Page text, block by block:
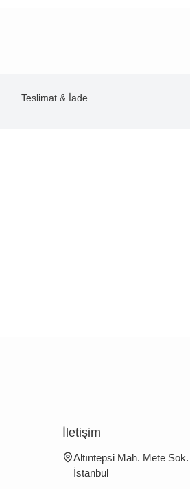
Teslimat & İade
İletişim
Altıntepsi Mah. Mete
İstanbul